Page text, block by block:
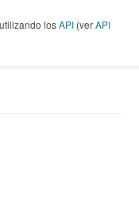
losAPI (verAPI